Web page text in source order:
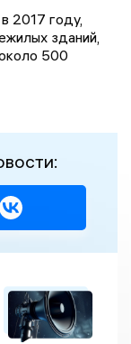
2017 году,
зданий,
500